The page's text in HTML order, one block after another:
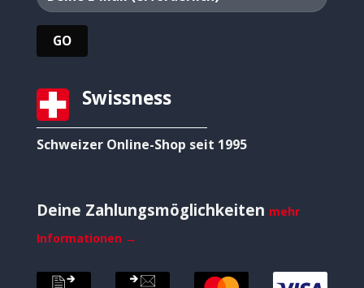
Swissness
Schweizer Online-Shop seit 1995
Deine Zahlungsmöglichkeiten mehr
Informationen →